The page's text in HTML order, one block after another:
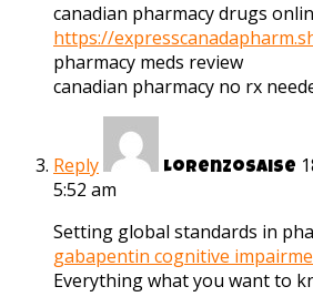
canadian pharmacy drugs
https://
pharmacy meds review
canadian pharmacy no rx
Reply Lorenzosaise
5:52 am
Setting global standards in
gabapentin cognitive
Everything what you want to